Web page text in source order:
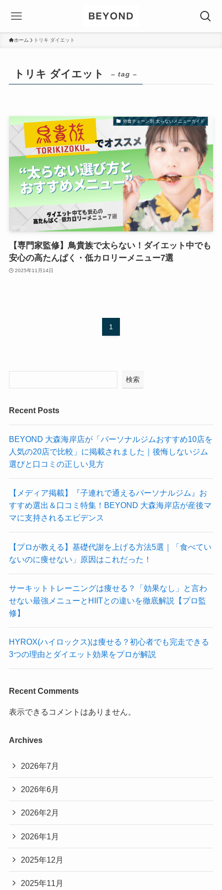
ホーム トリキ ダイエット
トリキ ダイエット – tag –
外食チェーン別 太らないメニューガイド
【専門家監修】鳥貴族で太らない！ダイエット中でも
安心の高たんぱく・低カロリーメニュー7選
2025年11月14日
1
検索
Recent Posts
BEYOND 大森海岸店が「パーソナルジムおすすめ10店を
人気の20店で比較」に掲載されました｜後悔しないジム
選びと口コミの正しい見方
【メディア掲載】『子連れで通えるパーソナルジム』お
すすめ選出＆口コミ特集！BEYOND 大森海岸店が産後マ
マに支持されるエビデンス
【プロが教える】基礎代謝を上げる方法5選｜「食べてい
ないのに痩せない」原因はこれだった！
サーキットトレーニングは痩せる？「効果なし」と言わ
せない最強メニューとHIITとの違いを徹底解説【プロ監
修】
HYROX(ハイロックス)は痩せる？初心者でも完走できる
3つの理由とダイエット効果をプロが解説
Recent Comments
表示できるコメントはありません。
Archives
2026年7月
2026年6月
2026年2月
2026年1月
2025年12月
2025年11月